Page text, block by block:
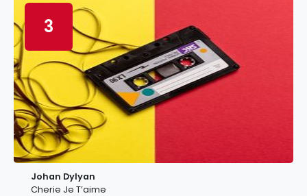
3
Johan Dylyan
Cherie Je T’aime